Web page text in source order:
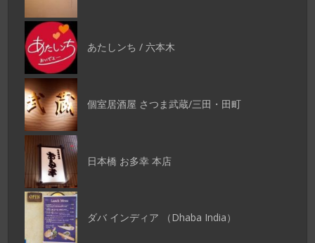
あたしンち / 六本木
個室居酒屋 さつま武蔵/三田・田町
日本橋 お多幸 本店
ダバ インディア （Dhaba India）